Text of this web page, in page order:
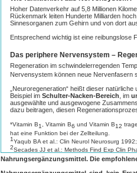
Hoher Datenverkehr auf 5,8 Millionen
Rückenmark leiten Hunderte Milliarden
Sinnesorganen zum Gehirn und von dort
Entsprechend wichtig ist eine reibungslose
Das periphere Nervensystem –
Regeneration im schwindelerregenden
Nervensystem können neue Nervenfasern
„Neuroregeneration“ heißt dieser
Beispiel imSchulter-Nacken-Bereich , im
ausgewählte und ausgewogene
dazu beitragen, diesen
*Vitamin B1 , Vitamin B6 und Vitamin B12
hat eine Funktion bei der Zellteilung.
1Yaqub BA et al.: Clin Neurol Neurosurg
2Secades JJ et al.: Methods Find Exp Clin
3 Seddon HJ et al.: The Journal of physiology
Nahrungsergänzungsmittel. Die